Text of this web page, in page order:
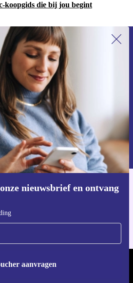
koopgids die bij jou begint
nieuwsbrief en ontvang
aanvragen
aan voor onze nieuwsbrief en
€15 korting!
meer een aanbieding.
aanvragen
van persoonsgegevens vind je in ons
de refurbed app
- RETHINK NEW.